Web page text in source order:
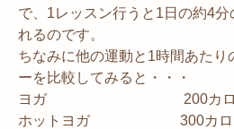
で、1レッスン行うと1日の約4
れるのです。
ちなみに他の運動と1時間あたり
ーを比較してみると・・・
ヨガ 200カロ
ホットヨガ 300カロ